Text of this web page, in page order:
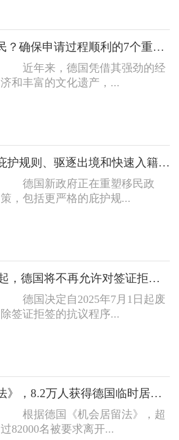
申请德国永久居民？确保申请过程顺利的7个重要事项
近年来，德国凭借其强劲的经
济和丰富的文化遗产，...
德国：更严格的庇护规则、驱逐出境和快速入籍政策的取消
德国新政府正在重塑移民政
策，包括更严格的庇护规...
自2025年7月1日起，德国将不再允许对签证拒签提出行政上诉
德国决定自2025年7月1日起废
除签证拒签的抗议程序...
根据《机会居留法》，8.2万人获得德国临时居留权
根据德国《机会居留法》，超
过82000名被要求离开...